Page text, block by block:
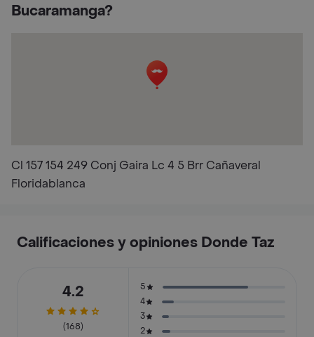
Bucaramanga?
Cl 157 154 249 Conj Gaira Lc 4 5 Brr Cañaveral
Floridablanca
Calificaciones y opiniones Donde Taz
4.2
(168)
5
4
3
2